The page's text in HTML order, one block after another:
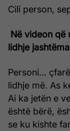
Cili person,
Në videon që
lidhje
Personi…
lidhje më. As
Ai ka jetën e
është bërë,
se ku kishte